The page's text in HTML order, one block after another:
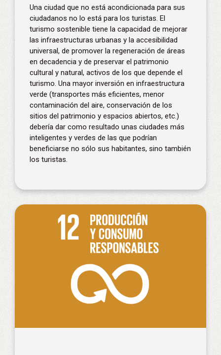
Una ciudad que no está acondicionada para sus
ciudadanos no lo está para los turistas. El
turismo sostenible tiene la capacidad de mejorar
las infraestructuras urbanas y la accesibilidad
universal, de promover la regeneración de áreas
en decadencia y de preservar el patrimonio
cultural y natural, activos de los que depende el
turismo. Una mayor inversión en infraestructura
verde (transportes más eficientes, menor
contaminación del aire, conservación de los
sitios del patrimonio y espacios abiertos, etc.)
debería dar como resultado unas ciudades más
inteligentes y verdes de las que podrían
beneficiarse no sólo sus habitantes, sino también
los turistas.